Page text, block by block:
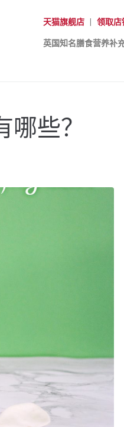
天猫旗舰店| 领取店
英国知名膳食营养补
些？